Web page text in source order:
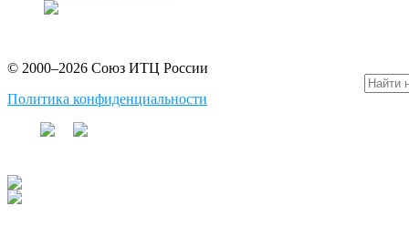
© 2000–2026 Союз ИТЦ России
Политика конфиденциальности